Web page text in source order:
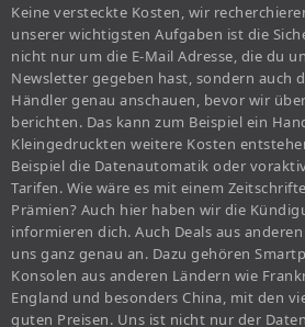
Keine versteckte Kosten, wir
unserer wichtigsten Aufgaben ist die
nicht nur um die E-Mail Adresse, die du
Newsletter gegeben hast, sondern auch
Händler genau anschauen, bevor wir
berichten. Das kann zum Beispiel ein
Kleingedruckten weitere Kosten
Beispiel die Datenautomatik oder
Tarifen. Wie wäre es mit einem
Prämien? Auch hier haben wir die
informieren dich. Auch Deals aus
uns ganz genau an. Dazu gehören
Konsolen aus anderen Ländern wie
England und besonders China, mit den
guten Preisen. Uns ist nicht nur der